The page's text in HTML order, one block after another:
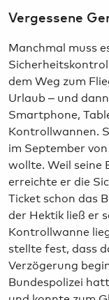
Vergessene
Manchmal muss
dem Weg zum
Urlaub – und
Smartphone,
Kontrollwannen.
im September
wollte. Weil seine
erreichte er die
Ticket schon das
der Hektik ließ er
Kontrollwanne
stellte fest, dass
Verzögerung
Bundespolizei